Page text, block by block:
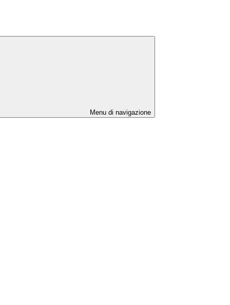
Menu di navigazione